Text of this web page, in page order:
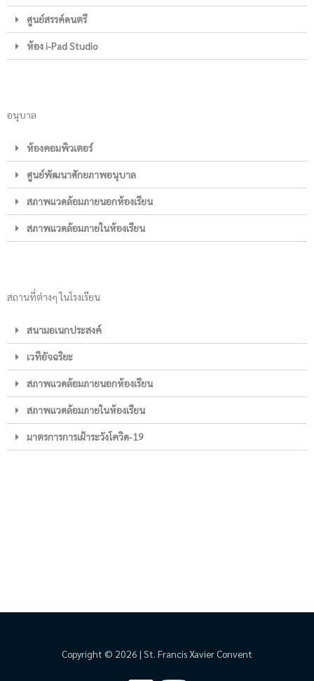
ศูนย์สรรค์ดนตรี
ห้อง i-Pad Studio
อนุบาล
ห้องคอมพิวเตอร์
ศูนย์พัฒนาศักยภาพอนุบาล
สภาพแวดล้อมภายนอกห้องเรียน
สภาพแวดล้อมภายในห้องเรียน
สถานที่ต่างๆ ในโรงเรียน
สนามอเนกประสงค์
เวทีอัจฉริยะ
สภาพแวดล้อมภายนอกห้องเรียน
สภาพแวดล้อมภายในห้องเรียน
มาตรการการเฝ้าระวังโควิด-19
Copyright © 2026 | St. Francis Xavier Convent